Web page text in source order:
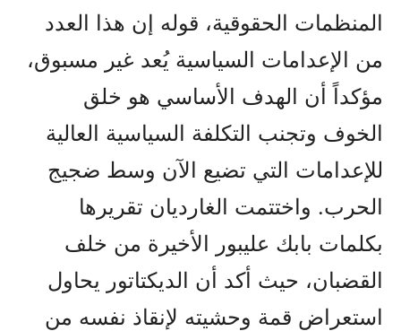
المنظمات الحقوقية، قوله إن هذا العدد
من الإعدامات السياسية يُعد غير مسبوق،
مؤكداً أن الهدف الأساسي هو خلق
الخوف وتجنب التكلفة السياسية العالية
للإعدامات التي تضيع الآن وسط ضجيج
الحرب. واختتمت الغارديان تقريرها
بكلمات بابك عليبور الأخيرة من خلف
القضبان، حيث أكد أن الديكتاتور يحاول
استعراض قمة وحشيته لإنقاذ نفسه من